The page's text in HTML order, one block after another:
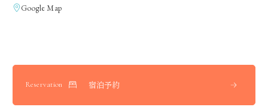
Google Map
Reservation 宿泊予約